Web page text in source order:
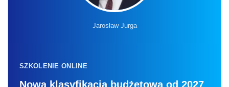
Jarosław Jurga
SZKOLENIE ONLINE
Nowa klasyfikacja budżetowa od 2027